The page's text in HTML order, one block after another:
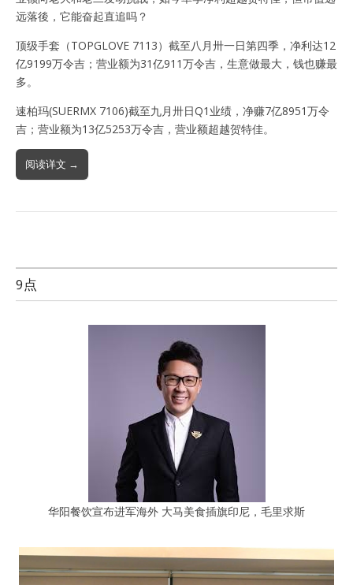
远落後，它能奋起直追吗？
顶级手套（TOPGLOVE 7113）截至八月卅一日第四季，净利达12
亿9199万令吉；营业额为31亿911万令吉，生意做最大，钱也赚最
多。
速柏玛(SUERMX 7106)截至九月卅日Q1业绩，净赚7亿8951万令
吉；营业额为13亿5253万令吉，营业额超越贺特佳。
阅读详文 →
9点
华阳餐饮宣布进军海外 大马美食插旗印尼，毛里求斯